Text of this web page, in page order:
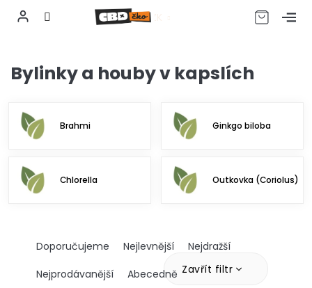
obsah
CZK
Bylinky a houby v kapslích
Brahmi Ginkgo biloba
Chlorella Outkovka (Coriolus)
Ř
aDoporučujeme Nejlevnější
Nejdražší
Nejprodávanější
Abecedně Zavřít filtr